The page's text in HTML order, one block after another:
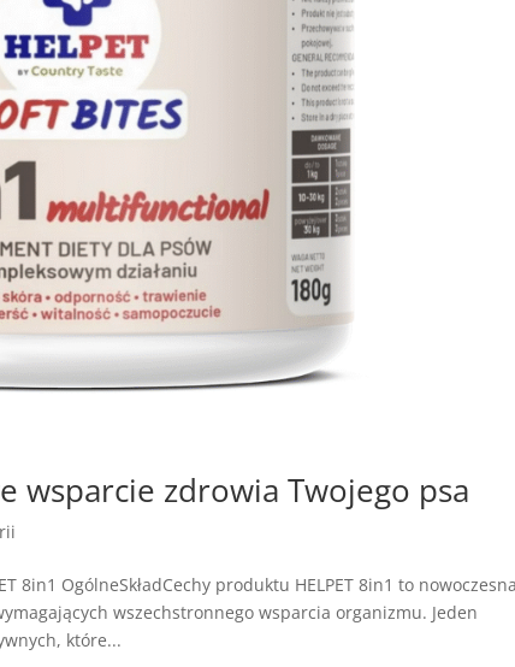
wsparcie zdrowia Twojego psa
8in1 OgólneSkładCechy produktu HELPET 8in1 to
wszechstronnego wsparcia organizmu. Jeden
które...